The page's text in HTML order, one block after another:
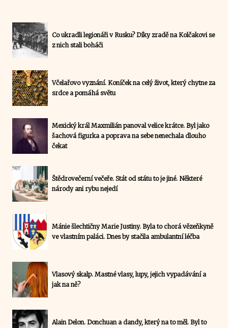
Co ukradli legionáři v Rusku? Díky zradě na Kolčakovi se
z nich stali boháči
Včelařovo vyznání. Koníček na celý život, který chytne za
srdce a pomáhá světu
Mexický král Maxmilián panoval velice krátce. Byl jako
šachová figurka a poprava na sebe nenechala dlouho
čekat
Štědrovečerní večeře. Stát od státu to je jiné. Některé
národy ani rybu nejedí
Mánie šlechtičny Marie Justiny. Byla to chorá vězeňkyně
ve vlastním paláci. Dnes by stačila ambulantní léčba
Vlasový skalp. Mastné vlasy, lupy, jejich vypadávání a
jak na ně?
Alain Delon. Donchuan a dandy, který na to měl. Byl to